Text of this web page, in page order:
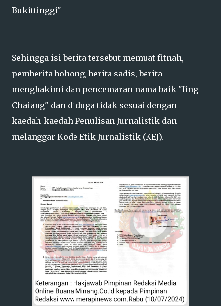
Bukittinggi"
Sehingga isi berita tersebut memuat fitnah,
pemberita bohong, berita sadis, berita
menghakimi dan pencemaran nama baik "Iing
Chaiang" dan diduga tidak sesuai dengan
kaedah-kaedah Penulisan Jurnalistik dan
melanggar Kode Etik Jurnalistik (KEJ).